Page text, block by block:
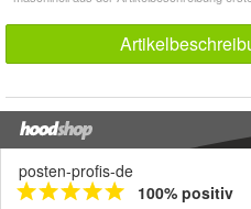
posten-profis-de
100% positiv